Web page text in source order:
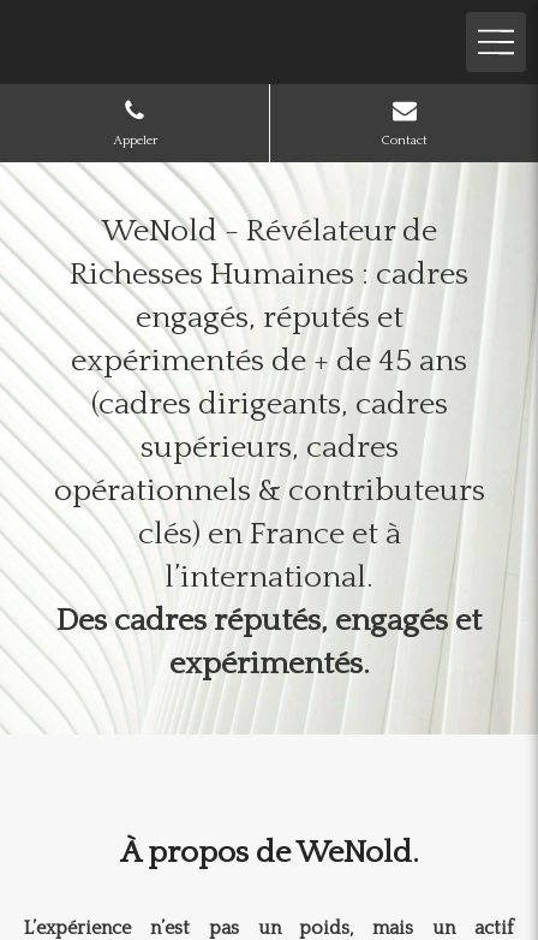
Appeler Contact
WeNold - Révélateur de
Richesses Humaines : cadres
engagés, réputés et
expérimentés de + de 45 ans
(cadres dirigeants, cadres
supérieurs, cadres
opérationnels & contributeurs
clés) en France et à
l’international.
Des cadres réputés, engagés et
expérimentés.
À propos de WeNold.
L’expérience n’est pas un poids, mais un actif